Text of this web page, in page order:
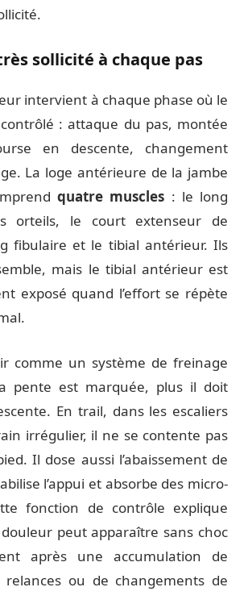
sollicité à chaque pas
intervient à chaque phase où le
: attaque du pas, montée
en descente, changement
La loge antérieure de la jambe
quatre muscles : le long
orteils, le court extenseur de
fibulaire et le tibial antérieur. Ils
mais le tibial antérieur est
exposé quand l’effort se répète
comme un système de freinage
pente est marquée, plus il doit
En trail, dans les escaliers
irrégulier, il ne se contente pas
Il dose aussi l’abaissement de
l’appui et absorbe des micro-
fonction de contrôle explique
peut apparaître sans choc
après une accumulation de
relances ou de changements de